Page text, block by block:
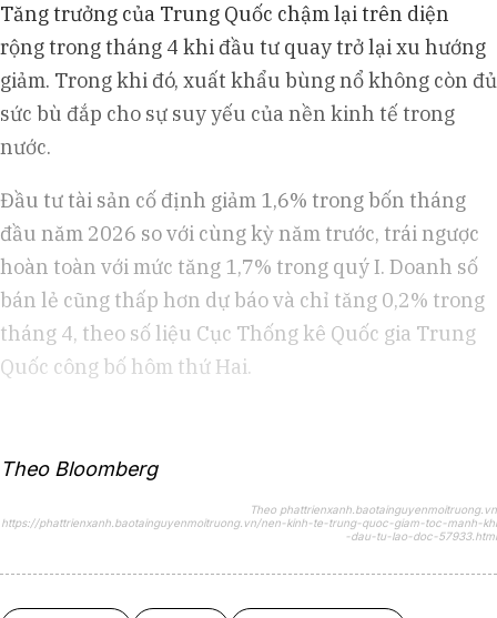
Tăng trưởng của Trung Quốc chậm lại trên diện
rộng trong tháng 4 khi đầu tư quay trở lại xu hướng
giảm. Trong khi đó, xuất khẩu bùng nổ không còn đủ
sức bù đắp cho sự suy yếu của nền kinh tế trong
nước.
Đầu tư tài sản cố định giảm 1,6% trong bốn tháng
đầu năm 2026 so với cùng kỳ năm trước, trái ngược
hoàn toàn với mức tăng 1,7% trong quý I. Doanh số
bán lẻ cũng thấp hơn dự báo và chỉ tăng 0,2% trong
tháng 4, theo số liệu Cục Thống kê Quốc gia Trung
Quốc công bố hôm thứ Hai.
Theo Bloomberg
Theo phattrienxanh.baotainguyenmoitruong.vn
https://phattrienxanh.baotainguyenmoitruong.vn/nen-kinh-te-trung-quoc-giam-toc-manh-khi
-dau-tu-lao-doc-57933.html